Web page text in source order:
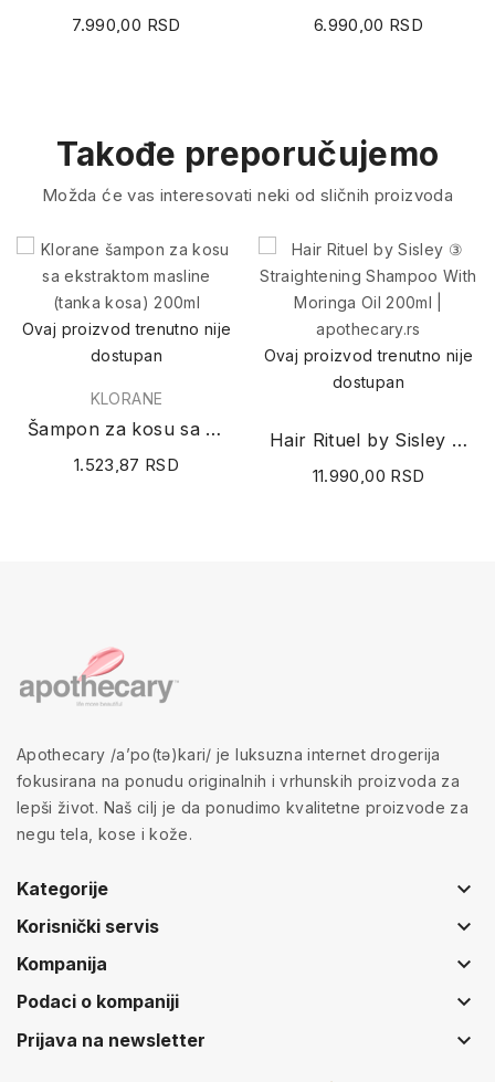
7.990,00 RSD 6.990,00 RSD
Takođe preporučujemo
Možda će vas interesovati neki od sličnih proizvoda
Ovaj proizvod trenutno nije
dostupan
KLORANE
Šampon za kosu sa ekstraktom masline (tanka...
1.523,87 RSD
Ovaj proizvod trenutno nije
dostupan
Hair Rituel by Sisley ③ Straightening Shampoo...
11.990,00 RSD
Apothecary /a’po(tə)kari/ je luksuzna internet drogerija
fokusirana na ponudu originalnih i vrhunskih proizvoda za
lepši život. Naš cilj je da ponudimo kvalitetne proizvode za
negu tela, kose i kože.
Kategorije keyboard_arrow_down
Korisnički servis keyboard_arrow_down
Kompanija keyboard_arrow_down
Podaci o kompaniji keyboard_arrow_down
Prijava na newsletter keyboard_arrow_down